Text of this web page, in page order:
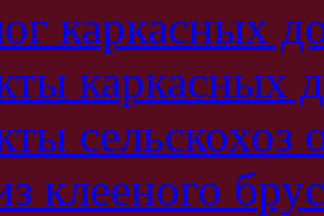
каркасных
каркасных
сельскохоз
клееного